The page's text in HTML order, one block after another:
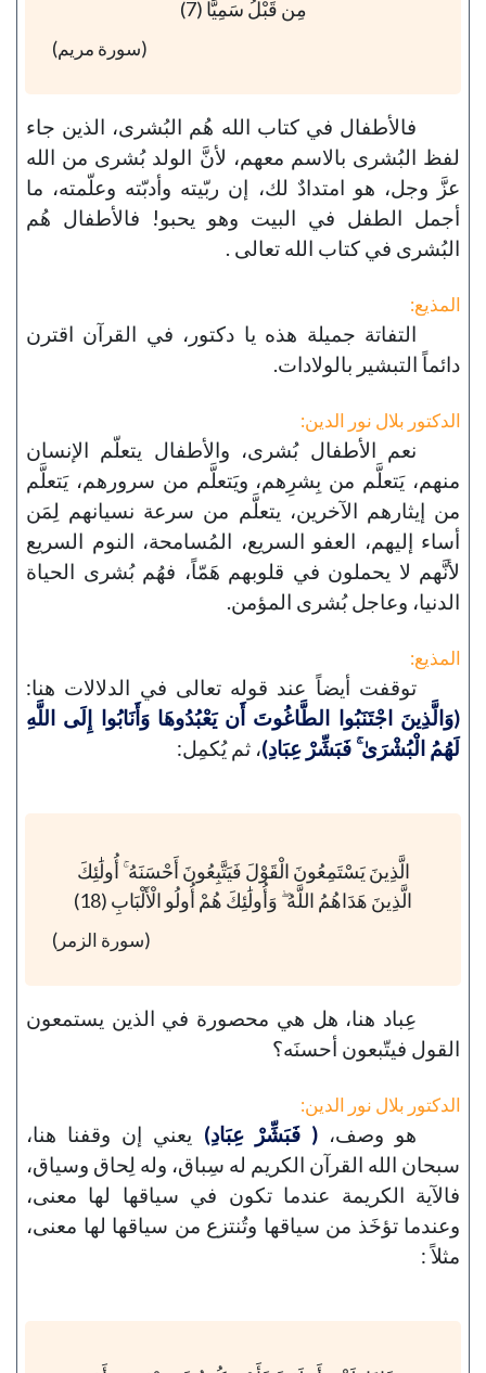
مِن قَبْلُ سَمِيًّا (7)
(سورة مريم)
فالأطفال في كتاب الله هُم البُشرى، الذين جاء
لفظ البُشرى بالاسم معهم، لأنَّ الولد بُشرى من الله
عزَّ وجل، هو امتدادٌ لك، إن ربّيته وأدبّته وعلّمته، ما
أجمل الطفل في البيت وهو يحبو! فالأطفال هُم
البُشرى في كتاب الله تعالى .
المذيع:
التفاتة جميلة هذه يا دكتور، في القرآن اقترن
دائماً التبشير بالولادات.
الدكتور بلال نور الدين:
نعم الأطفال بُشرى، والأطفال يتعلّم الإنسان
منهم، يَتعلَّم من بِشرِهم، ويَتعلَّم من سرورهم، يَتعلَّم
من إيثارهم الآخرين، يتعلَّم من سرعة نسيانهم لِمَن
أساء إليهم، العفو السريع، المُسامحة، النوم السريع
لأنَّهم لا يحملون في قلوبهم هَمّاً، فهُم بُشرى الحياة
الدنيا، وعاجل بُشرى المؤمن.
المذيع:
توقفت أيضاً عند قوله تعالى في الدلالات هنا:
(وَالَّذِينَ اجْتَنَبُوا الطَّاغُوتَ أَن يَعْبُدُوهَا وَأَنَابُوا إِلَى اللَّهِ
لَهُمُ الْبُشْرَىٰ ۚ فَبَشِّرْ عِبَادِ)، ثم يُكمِل:
الَّذِينَ يَسْتَمِعُونَ الْقَوْلَ فَيَتَّبِعُونَ أَحْسَنَهُ ۚ أُولَٰئِكَ
الَّذِينَ هَدَاهُمُ اللَّهُ ۖ وَأُولَٰئِكَ هُمْ أُولُو الْأَلْبَابِ (18)
(سورة الزمر)
عِباد هنا، هل هي محصورة في الذين يستمعون
القول فيتّبعون أحسنَه؟
الدكتور بلال نور الدين:
هو وصف، ( فَبَشِّرْ عِبَادِ) يعني إن وقفنا هنا،
سبحان الله القرآن الكريم له سِباق، وله لِحاق وسياق،
فالآية الكريمة عندما تكون في سياقها لها معنى،
وعندما تؤخَذ من سياقها وتُنتزع من سياقها لها معنى،
مثلاً :